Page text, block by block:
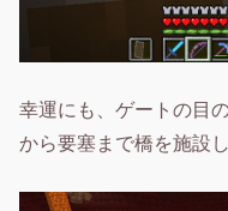
幸運にも、ゲートの目
から要塞まで橋を施設